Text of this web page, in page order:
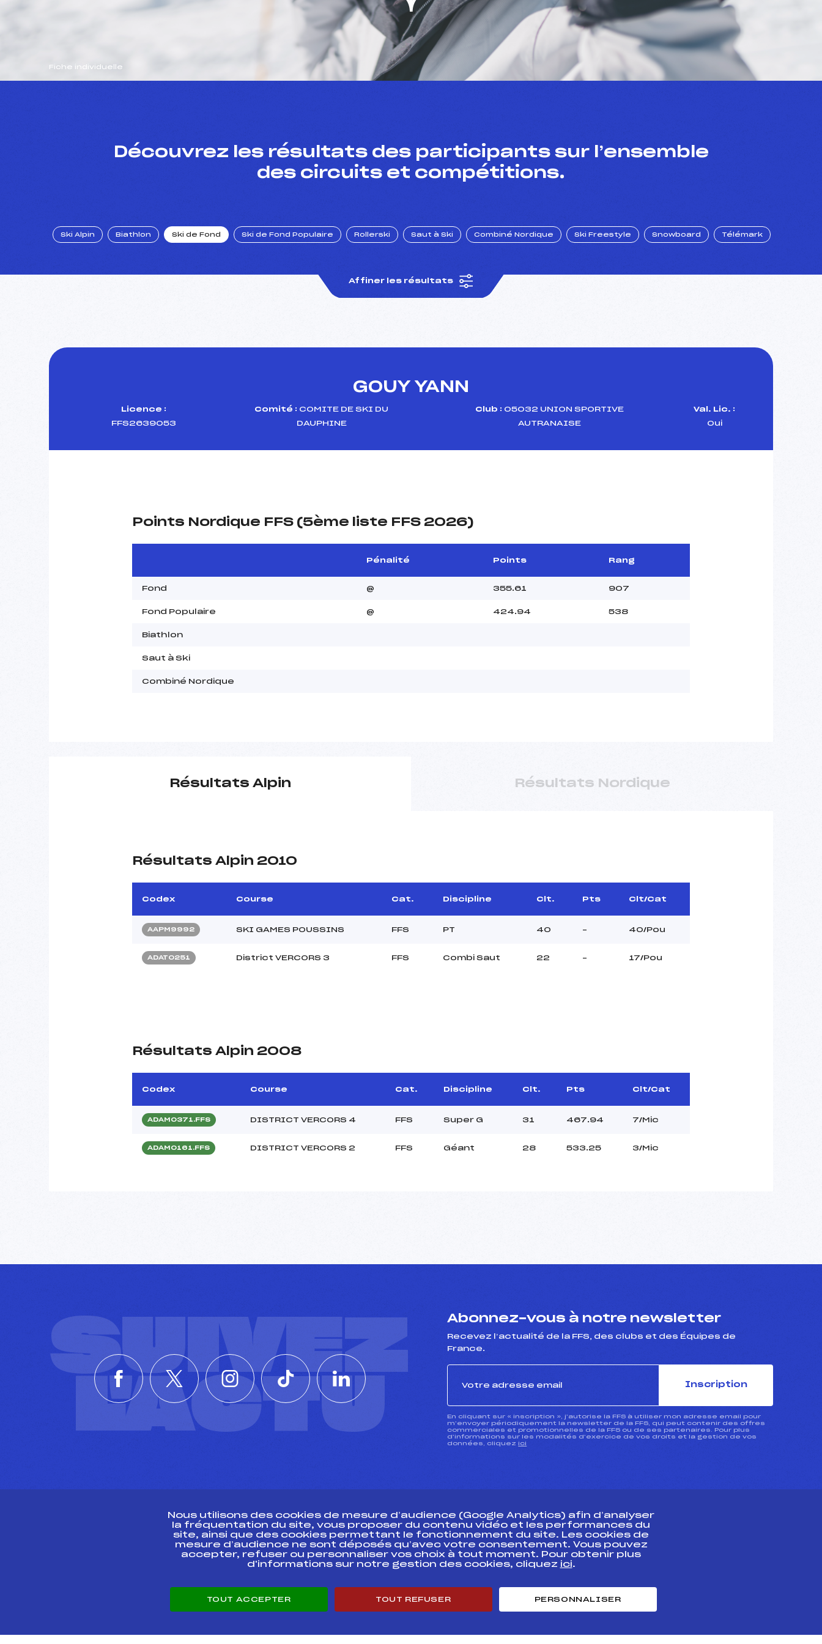
Fiche individuelle
Découvrez les résultats des participants sur l’ensemble
des circuits et compétitions.
Ski Alpin Biathlon Ski de Fond Ski de Fond Populaire Rollerski Saut à Ski Combiné Nordique Ski Freestyle Snowboard Télémark
Affiner les résultats
GOUY YANN
Licence :
FFS2639053
Comité : COMITE DE SKI DU
DAUPHINE
Club : 05032 UNION SPORTIVE
AUTRANAISE
Val. Lic. :
Oui
Points Nordique FFS (5ème liste FFS 2026)
Pénalité Points Rang
Fond @ 355.61 907
Fond Populaire @ 424.94 538
Biathlon
Saut à Ski
Combiné Nordique
Résultats Alpin Résultats Nordique
Résultats Alpin 2010
Codex Course Cat. Discipline Clt. Pts Clt/Cat
AAPM9992 SKI GAMES POUSSINS FFS PT 40 – 40/Pou
ADAT0251 District VERCORS 3 FFS Combi Saut 22 – 17/Pou
Résultats Alpin 2008
Codex Course Cat. Discipline Clt. Pts Clt/Cat
ADAM0371.FFS DISTRICT VERCORS 4 FFS Super G 31 467.94 7/Mic
ADAM0161.FFS DISTRICT VERCORS 2 FFS Géant 28 533.25 3/Mic
SUIVEZ
L'ACTU
Abonnez-vous à notre newsletter
Recevez l’actualité de la FFS, des clubs et des Équipes de
France.
Inscription
En cliquant sur « inscription », j’autorise la FFS à utiliser mon adresse email pour
m’envoyer périodiquement la newsletter de la FFS, qui peut contenir des offres
commerciales et promotionnelles de la FFS ou de ses partenaires. Pour plus
d’informations sur les modalités d’exercice de vos droits et la gestion de vos
données, cliquez ici
ESPACE PRESSE
Ressources
Pass’Neige
Projet sportif fédéral
Pôle vie de l’athlète
Enseignement professionnel
Nous utilisons des cookies de mesure d’audience (Google Analytics) afin d’analyser
la fréquentation du site, vous proposer du contenu vidéo et les performances du
site, ainsi que des cookies permettant le fonctionnement du site. Les cookies de
mesure d’audience ne sont déposés qu’avec votre consentement. Vous pouvez
accepter, refuser ou personnaliser vos choix à tout moment. Pour obtenir plus
d'informations sur notre gestion des cookies, cliquez ici.
TOUT ACCEPTER TOUT REFUSER PERSONNALISER